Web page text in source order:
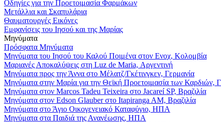
Οδηγίες για την Προετοιμασία Φαρμάκων
Μετάλλια και Σκαπυλάρια
Θαυματουργές Εικόνες
Εμφανίσεις του Ιησού και της Μαρίας
Μηνύματα
Πρόσφατα Μηνύματα
Μηνύματα του Ιησού του Καλού Ποιμένα στον Ενοχ, Κολομβία
Μαριανές Αποκαλύψεις στη Luz de Maria, Αργεντινή
Μηνύματα προς την Άννα στο Μέλατζ/Γκέτινγκεν, Γερμανία
Μηνύματα στην Μαρία για την Θεϊκή Προετοιμασία των Καρδιών,
Μηνύματα στον Marcos Tadeu Teixeira στο Jacareí SP, Βραζιλία
Μηνύματα στον Edson Glauber στο Itapiranga AM, Βραζιλία
Μηνύματα στο Άγιο Οικογενειακό Καταφύγιο, ΗΠΑ
Μηνύματα στα Παιδιά της Ανανέωσης, ΗΠΑ